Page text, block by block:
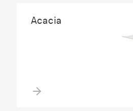
Acacia